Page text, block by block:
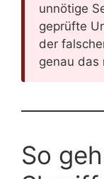
unnötige
geprüfte
der
genau das
So